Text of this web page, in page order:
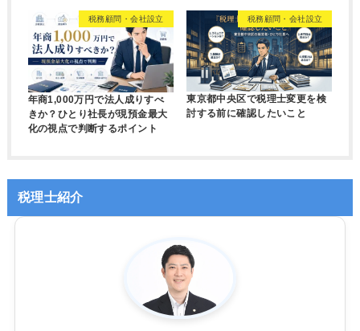
税務顧問・会社設立
年商1,000万円で法人成りすべ
きか？ひとり社長が現預金最大
化の視点で判断するポイント
税務顧問・会社設立
東京都中央区で税理士変更を検
討する前に確認したいこと
税理士紹介